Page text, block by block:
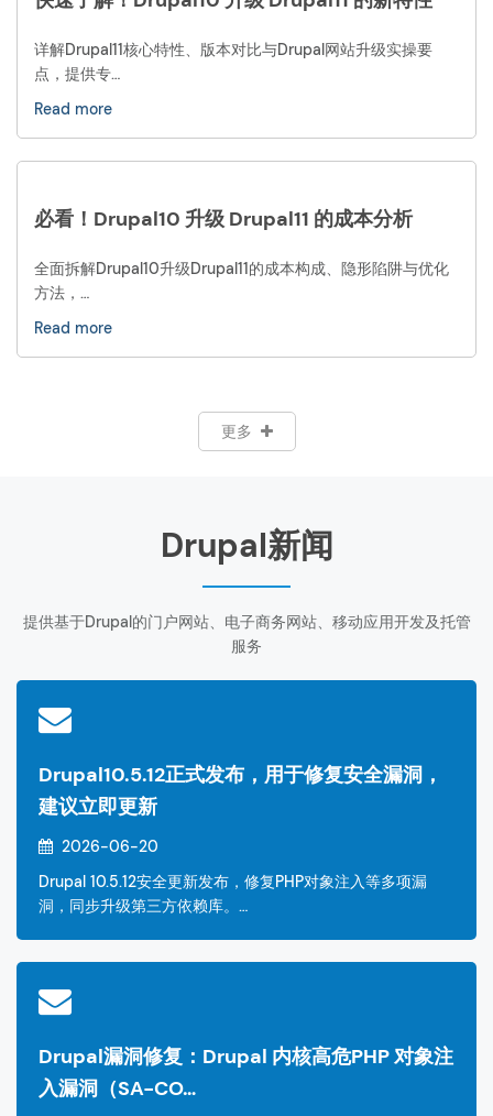
详解Drupal11核心特性、版本对比与Drupal网站升级实操要
点，提供专…
Read more
必看！Drupal10 升级 Drupal11 的成本分析
全面拆解Drupal10升级Drupal11的成本构成、隐形陷阱与优化
方法，…
Read more
更多
Drupal新闻
提供基于Drupal的门户网站、电子商务网站、移动应用开发及托管
服务
Drupal10.5.12正式发布，用于修复安全漏洞，
建议立即更新
2026-06-20
Drupal 10.5.12安全更新发布，修复PHP对象注入等多项漏
洞，同步升级第三方依赖库。…
Drupal漏洞修复：Drupal 内核高危PHP 对象注
入漏洞（SA-CO…